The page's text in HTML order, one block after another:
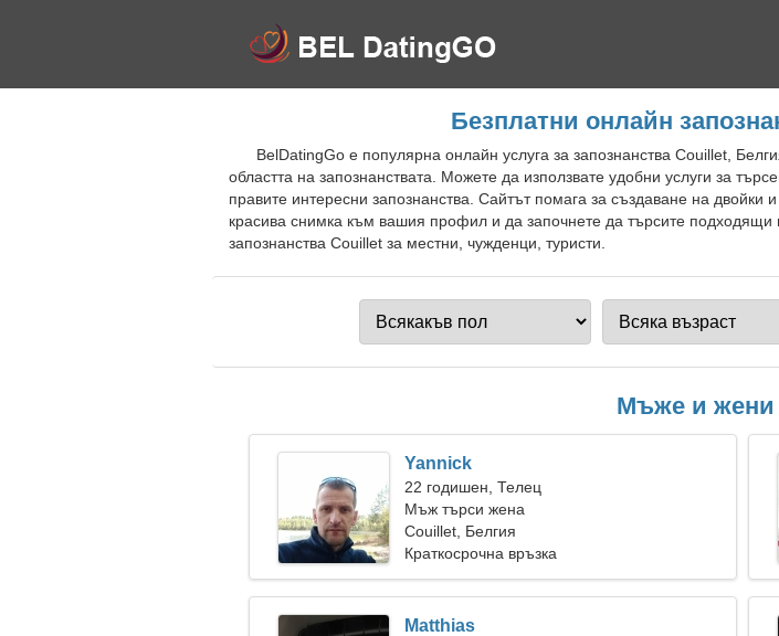
Безплатни онлайн
BelDatingGo е популярна онлайн услуга за запознанства Couillet,
областта на запознанствата. Можете да използвате удобни услуги за
правите интересни запознанства. Сайтът помага за създаване на
красива снимка към вашия профил и да започнете да търсите подходящи
запознанства Couillet за местни, чужденци, туристи.
Мъже и жени
Yannick
22 годишен, Телец
Мъж търси жена
Couillet, Белгия
Краткосрочна връзка
Matthias